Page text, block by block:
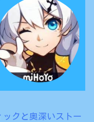
ックと奥深いストー